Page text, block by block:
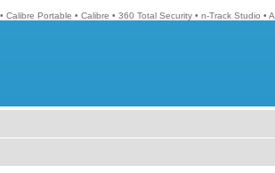
• Calibre Portable • Calibre • 360 Total Security • n-Track Studio •